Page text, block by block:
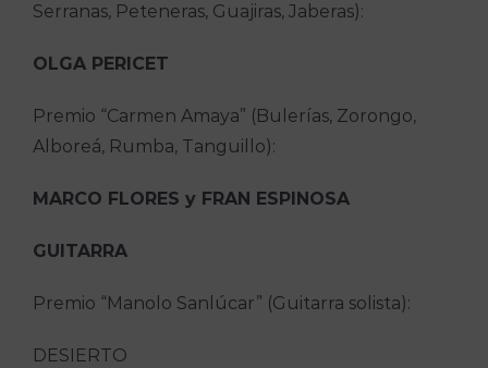
Serranas, Peteneras, Guajiras, Jaberas):
OLGA PERICET
Premio “Carmen Amaya” (Bulerías, Zorongo,
Alboreá, Rumba, Tanguillo):
MARCO FLORES y FRAN ESPINOSA
GUITARRA
Premio “Manolo Sanlúcar” (Guitarra solista):
DESIERTO